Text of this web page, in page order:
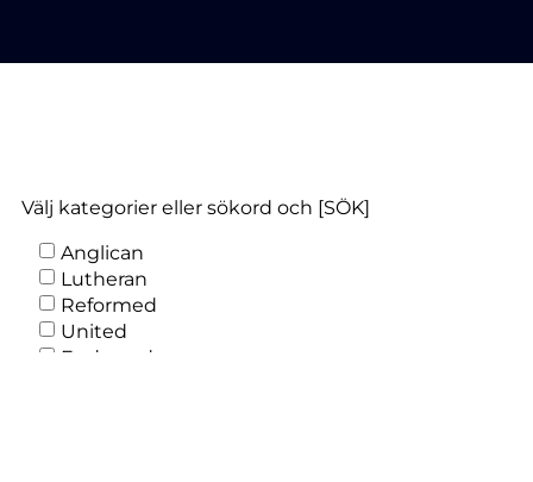
Välj kategorier eller sökord och [SÖK]
Anglican
Lutheran
Reformed
United
Endorsed